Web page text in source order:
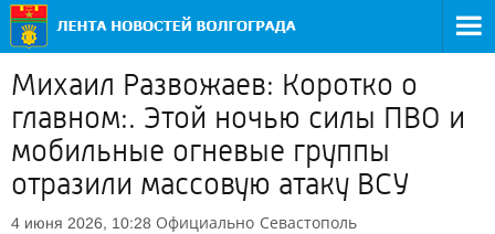
Михаил Развожаев: Коротко о
главном:. Этой ночью силы ПВО и
мобильные огневые группы
отразили массовую атаку ВСУ
4 июня 2026, 10:28 Официально Севастополь